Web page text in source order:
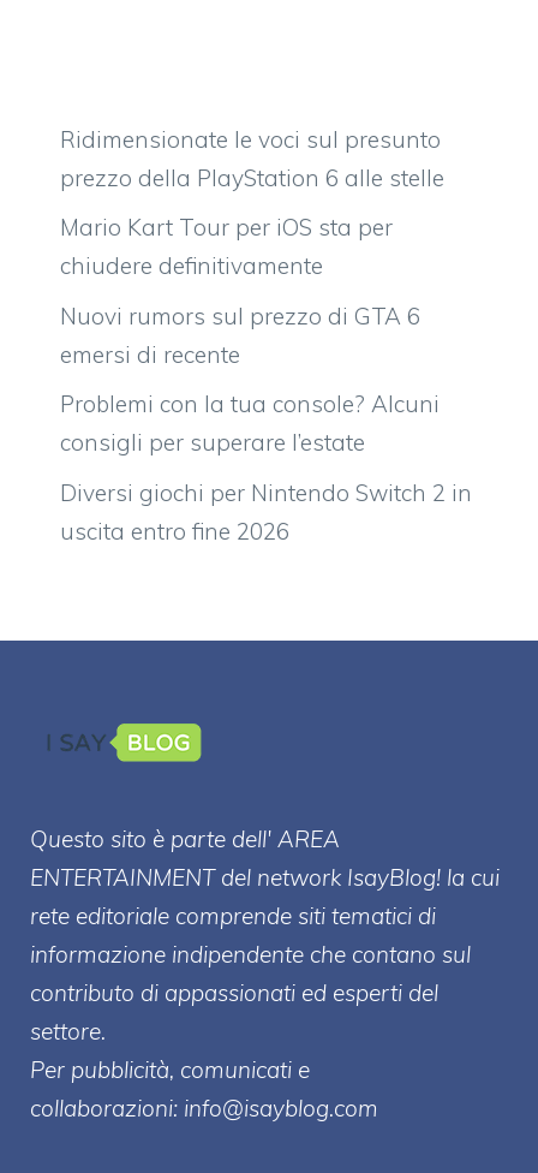
Ridimensionate le voci sul presunto
prezzo della PlayStation 6 alle stelle
Mario Kart Tour per iOS sta per
chiudere definitivamente
Nuovi rumors sul prezzo di GTA 6
emersi di recente
Problemi con la tua console? Alcuni
consigli per superare l’estate
Diversi giochi per Nintendo Switch 2 in
uscita entro fine 2026
Questo sito è parte dell' AREA
ENTERTAINMENT del network IsayBlog! la cui
rete editoriale comprende siti tematici di
informazione indipendente che contano sul
contributo di appassionati ed esperti del
settore.
Per pubblicità, comunicati e
collaborazioni: info@isayblog.com